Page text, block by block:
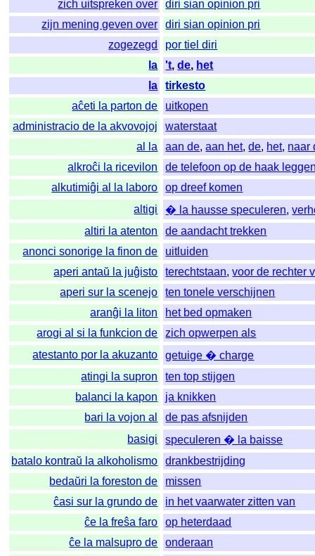
zich uitspreken over
diri sian opinion pri
zijn mening geven over
diri sian opinion pri
zogezegd
por tiel diri
la
't,de, het
la
tirkesto
aĉeti la parton de
uitkopen
administracio de la akvovojoj
waterstaat
al la
aan de,aan het,de, het, naar
alkroĉi la ricevilon
de telefoon op de haak
alkutimiĝi al la laboro
op dreef komen
altigi
� la hausse speculeren,
altiri la atenton
de aandacht trekken
anonci sonorige la finon de
uitluiden
aperi antaŭ la juĝisto
terechtstaan,voor de rechter
aperi sur la scenejo
ten tonele verschijnen
aranĝi la liton
het bed opmaken
arogi al si la funkcion de
zich opwerpen als
atestanto por la akuzanto
getuige � charge
atingi la supron
ten top stijgen
balanci la kapon
ja knikken
bari la vojon al
de pas afsnijden
basigi
speculeren � la baisse
batalo kontraŭ la alkoholismo
drankbestrijding
bedaŭri la foreston de
missen
ĉasi sur la grundo de
in het vaarwater zitten van
ĉe la freŝa faro
op heterdaad
ĉe la malsupro de
onderaan